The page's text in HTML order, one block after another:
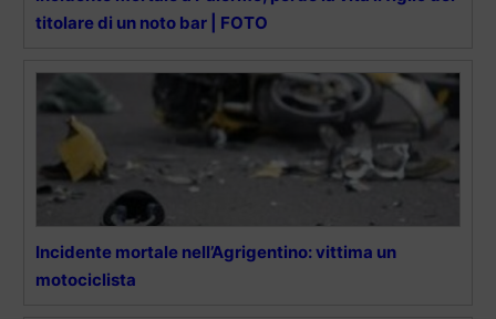
titolare di un noto bar | FOTO
Incidente mortale nell’Agrigentino: vittima un
motociclista